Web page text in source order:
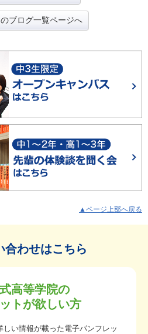
ブログ一覧ページへ
▲ページ上部へ戻る
合わせはこちら
式高等学院の
トが欲しい方
しい情報が載った電子パンフレッ